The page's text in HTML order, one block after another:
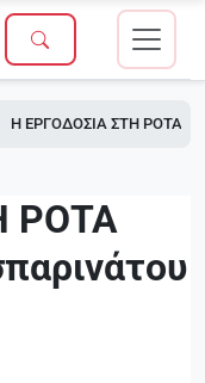
Η ΕΡΓΟΔΟΣΙΑ ΣΤΗ ΡΟΤΑ
ΡΟΤΑ